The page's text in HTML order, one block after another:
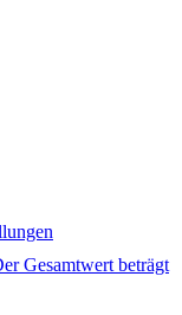
Gesamtwert beträgt